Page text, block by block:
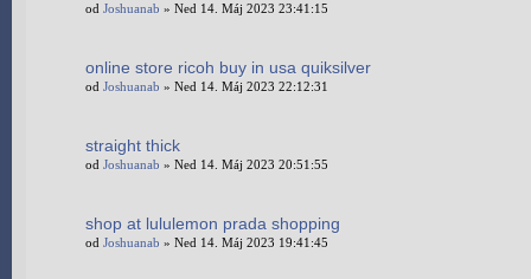
od Joshuanab » Ned 14. Máj 2023 23:41:15
online store ricoh buy in usa quiksilver
od Joshuanab » Ned 14. Máj 2023 22:12:31
straight thick
od Joshuanab » Ned 14. Máj 2023 20:51:55
shop at lululemon prada shopping
od Joshuanab » Ned 14. Máj 2023 19:41:45